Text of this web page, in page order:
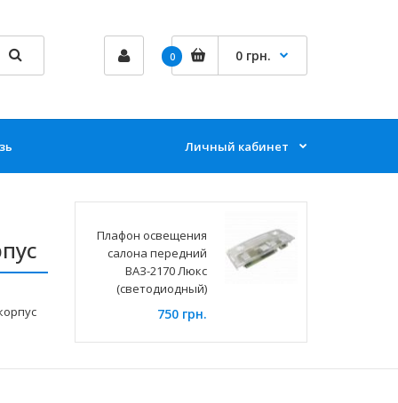
0 0 грн.
Личный кабинет
Плафон освещения
салона передний
ВАЗ-2170 Люкс
(светодиодный)
750 грн.